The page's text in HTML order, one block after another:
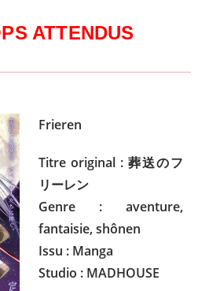
ATTENDUS
Frieren
Titre original : 葬送のフ
リーレン
Genre : aventure,
fantaisie, shônen
Issu : Manga
Studio : MADHOUSE